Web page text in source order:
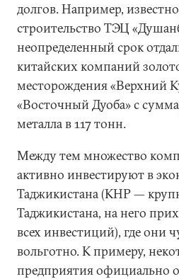
долгов. Например,
строительство ТЭЦ
неопределенный срок
китайских компаний
месторождения «Верхний
«Восточный Дуоба» с
металла в 117 тонн.
Между тем множество
активно инвестируют в
Таджикистана (КНР —
Таджикистана, на него
всех инвестиций), где они
вольготно. К примеру,
предприятия официально